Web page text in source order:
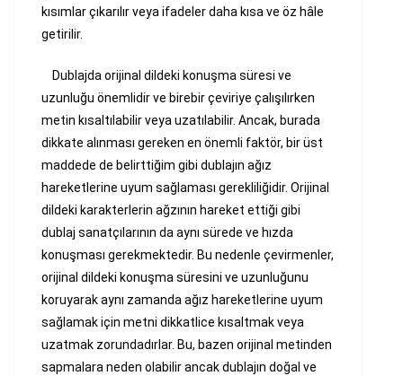
kısımlar çıkarılır veya ifadeler daha kısa ve öz hâle
getirilir.
Dublajda orijinal dildeki konuşma süresi ve
uzunluğu önemlidir ve birebir çeviriye çalışılırken
metin kısaltılabilir veya uzatılabilir. Ancak, burada
dikkate alınması gereken en önemli faktör, bir üst
maddede de belirttiğim gibi dublajın ağız
hareketlerine uyum sağlaması gerekliliğidir. Orijinal
dildeki karakterlerin ağzının hareket ettiği gibi
dublaj sanatçılarının da aynı sürede ve hızda
konuşması gerekmektedir. Bu nedenle çevirmenler,
orijinal dildeki konuşma süresini ve uzunluğunu
koruyarak aynı zamanda ağız hareketlerine uyum
sağlamak için metni dikkatlice kısaltmak veya
uzatmak zorundadırlar. Bu, bazen orijinal metinden
sapmalara neden olabilir ancak dublajın doğal ve